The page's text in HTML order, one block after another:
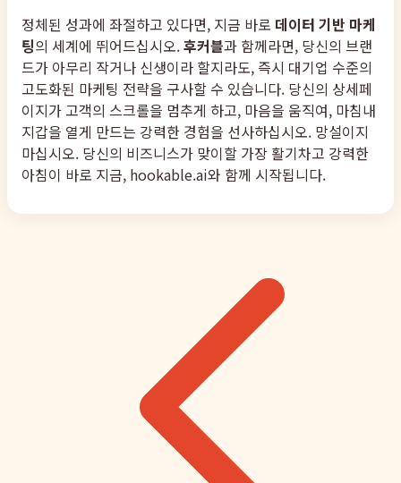
정체된 성과에 좌절하고 있다면, 지금 바로 데이터 기반 마케
팅의 세계에 뛰어드십시오.후커블과 함께라면, 당신의 브랜
드가 아무리 작거나 신생이라 할지라도, 즉시 대기업 수준의
고도화된 마케팅 전략을 구사할 수 있습니다. 당신의 상세페
이지가 고객의 스크롤을 멈추게 하고, 마음을 움직여, 마침내
지갑을 열게 만드는 강력한 경험을 선사하십시오. 망설이지
마십시오. 당신의 비즈니스가 맞이할 가장 활기차고 강력한
아침이 바로 지금, hookable.ai와 함께 시작됩니다.